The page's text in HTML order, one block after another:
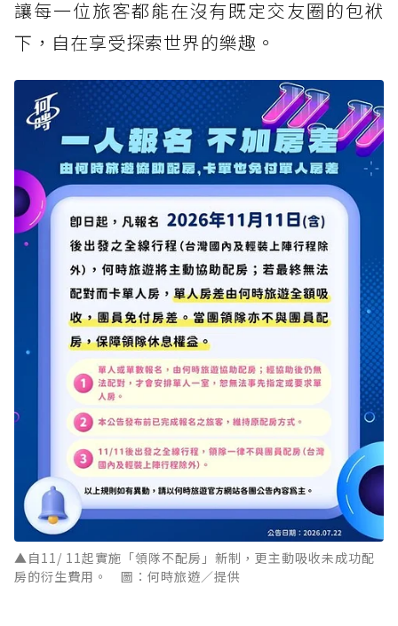
讓每一位旅客都能在沒有既定交友圈的包袱
下，自在享受探索世界的樂趣。
▲自11/ 11起實施「領隊不配房」新制，更主動吸收未成功配
房的衍生費用。 圖：何時旅遊／提供